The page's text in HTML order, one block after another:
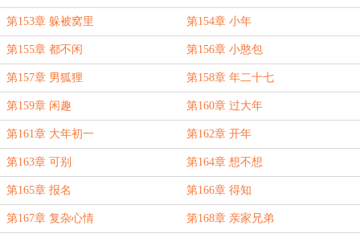
第153章 躲被窝里 第154章 小年
第155章 都不闲 第156章 小憨包
第157章 男狐狸 第158章 年二十七
第159章 闲趣 第160章 过大年
第161章 大年初一 第162章 开年
第163章 可别 第164章 想不想
第165章 报名 第166章 得知
第167章 复杂心情 第168章 亲家兄弟